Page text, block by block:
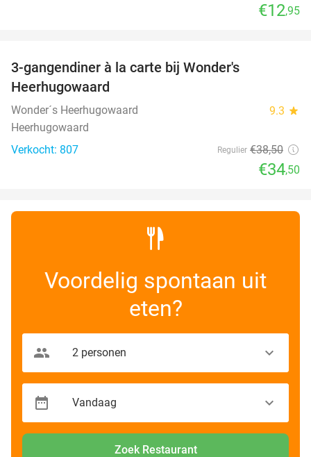
€12,95
3-gangendiner à la carte bij Wonder's
Heerhugowaard
Wonder´s Heerhugowaard 9.3 star
Heerhugowaard
Verkocht: 807
Regulier €38,50
€34,50
Voordelig spontaan uit
eten?
Zoek Restaurant